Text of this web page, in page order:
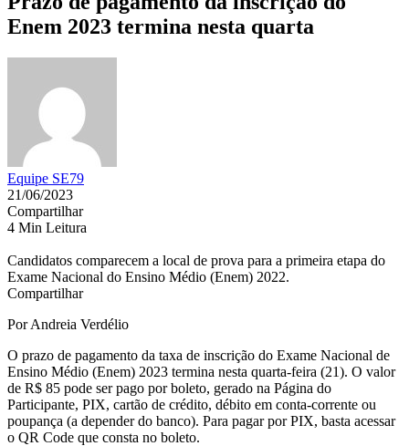
Enem 2023 termina nesta quarta
Equipe SE79
21/06/2023
Compartilhar
4 Min Leitura
Candidatos comparecem a local de prova para a primeira etapa do
Exame Nacional do Ensino Médio (Enem) 2022.
Compartilhar
Por Andreia Verdélio
O prazo de pagamento da taxa de inscrição do Exame Nacional de
Ensino Médio (Enem) 2023 termina nesta quarta-feira (21). O valor
de R$ 85 pode ser pago por boleto, gerado na Página do
Participante, PIX, cartão de crédito, débito em conta-corrente ou
poupança (a depender do banco). Para pagar por PIX, basta acessar
o QR Code que consta no boleto.